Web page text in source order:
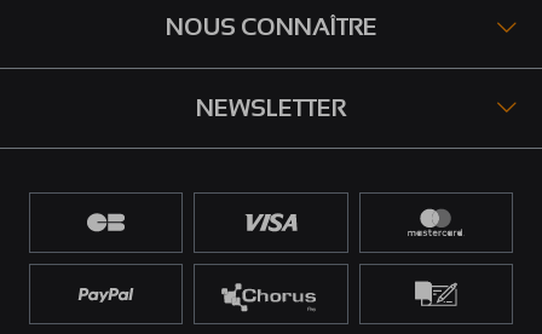
NOUS CONNAÎTRE
NEWSLETTER